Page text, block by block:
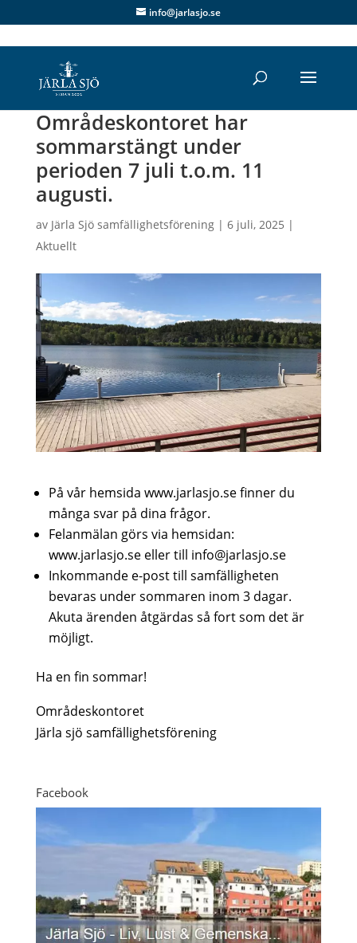
info@jarlasjo.se
Områdeskontoret har
sommarstängt under
perioden 7 juli t.o.m. 11
augusti.
av Järla Sjö samfällighetsförening| 6 juli, 2025 |
Aktuellt
På vår hemsida www.jarlasjo.se finner du
många svar på dina frågor.
Felanmälan görs via hemsidan:
www.jarlasjo.se eller till info@jarlasjo.se
Inkommande e-post till samfälligheten
bevaras under sommaren inom 3 dagar.
Akuta ärenden åtgärdas så fort som det är
möjligt.
Ha en fin sommar!
Områdeskontoret
Järla sjö samfällighetsförening
Facebook